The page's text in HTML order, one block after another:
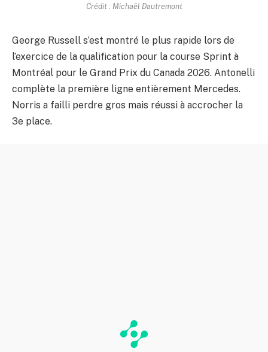
Crédit : Michaël Dautremont
George Russell s’est montré le plus rapide lors de
l’exercice de la qualification pour la course Sprint à
Montréal pour le Grand Prix du Canada 2026. Antonelli
complète la première ligne entièrement Mercedes.
Norris a failli perdre gros mais réussi à accrocher la
3e place.